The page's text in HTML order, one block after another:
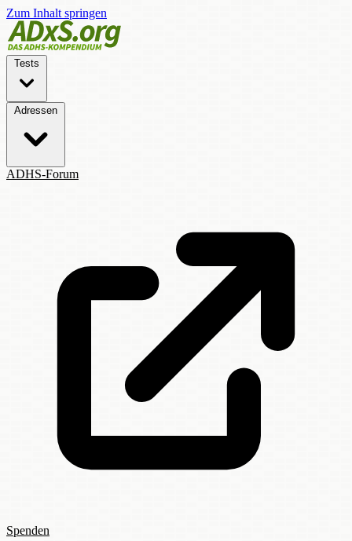
Zum Inhalt springen
Tests
Adressen
ADHS-Forum
Spenden